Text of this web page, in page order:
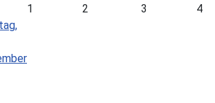
1 2 3 4